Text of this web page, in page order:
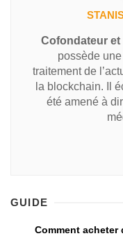
Cofondateur
possède
traitement de
la blockchain. Il
été amené à
GUIDE
Comment acheter